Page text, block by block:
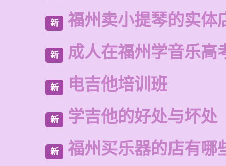
新 福州卖小提琴的实体
新 成人在福州学音乐高
新 电吉他培训班
新 学吉他的好处与坏处
新 福州买乐器的店有哪